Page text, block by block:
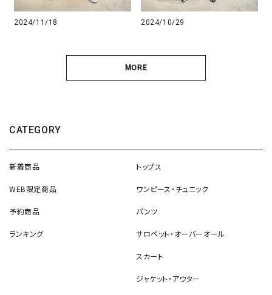
2024/11/18 2024/10/29
MORE
CATEGORY
新着商品
WEB限定商品
予約商品
ランキング
トップス
ワンピース・チュニック
パンツ
サロペット・オーバーオール
スカート
ジャケット・アウター